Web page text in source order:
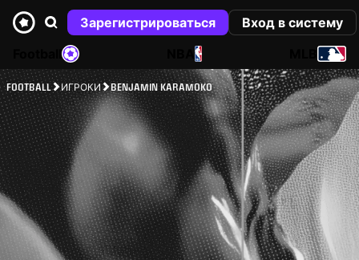
Зарегистрироваться
Вход в систему
NBA
FOOTBALL ИГРОКИ BENJAMIN KARAMOKO